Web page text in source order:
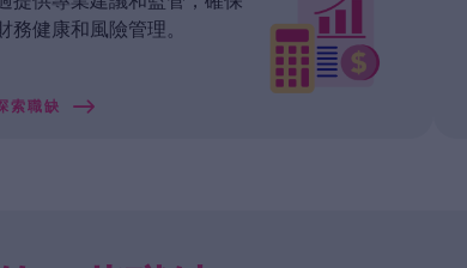
務健康和風險管理。
索職缺